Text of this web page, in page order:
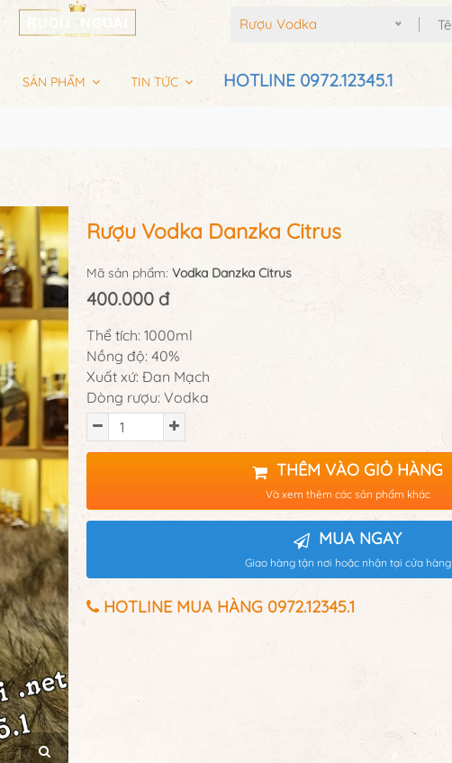
Rượu Vodka
SẢN PHẨM TIN TỨC HOTLINE 0972.12345.1
Rượu Vodka Danzka Citrus
Mã sản phẩm: Vodka Danzka Citrus
400.000 đ
Thể tích: 1000ml
Nồng độ: 40%
Xuất xứ: Đan Mạch
Dòng rượu: Vodka
THÊM VÀO GIỎ HÀNG
Và xem thêm các sản phẩm khác
MUA NGAY
Giao hàng tận nơi hoặc nhận tại cửa hàng
HOTLINE MUA HÀNG 0972.12345.1